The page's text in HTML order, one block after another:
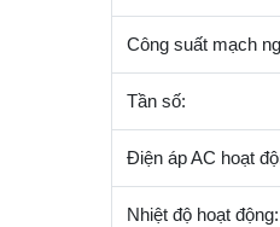
Công suất mạch
Tần số:
Điện áp AC hoạt
Nhiệt độ hoạt động: